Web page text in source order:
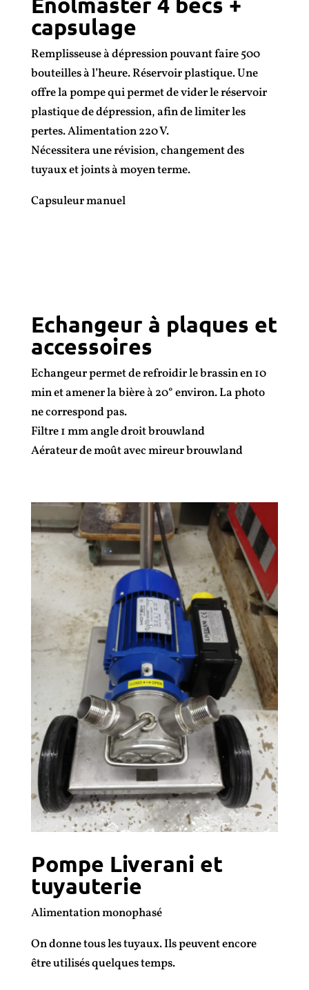
capsulage
Remplisseuse à dépression pouvant faire 500
bouteilles à l’heure. Réservoir plastique. Une
offre la pompe qui permet de vider le réservoir
plastique de dépression, afin de limiter les
pertes. Alimentation 220 V.
Nécessitera une révision, changement des
tuyaux et joints à moyen terme.
Capsuleur manuel
Echangeur à plaques et
accessoires
Echangeur permet de refroidir le brassin en 10
min et amener la bière à 20° environ. La photo
ne correspond pas.
Filtre 1 mm angle droit brouwland
Aérateur de moût avec mireur brouwland
Pompe Liverani et
tuyauterie
Alimentation monophasé
On donne tous les tuyaux. Ils peuvent encore
être utilisés quelques temps.